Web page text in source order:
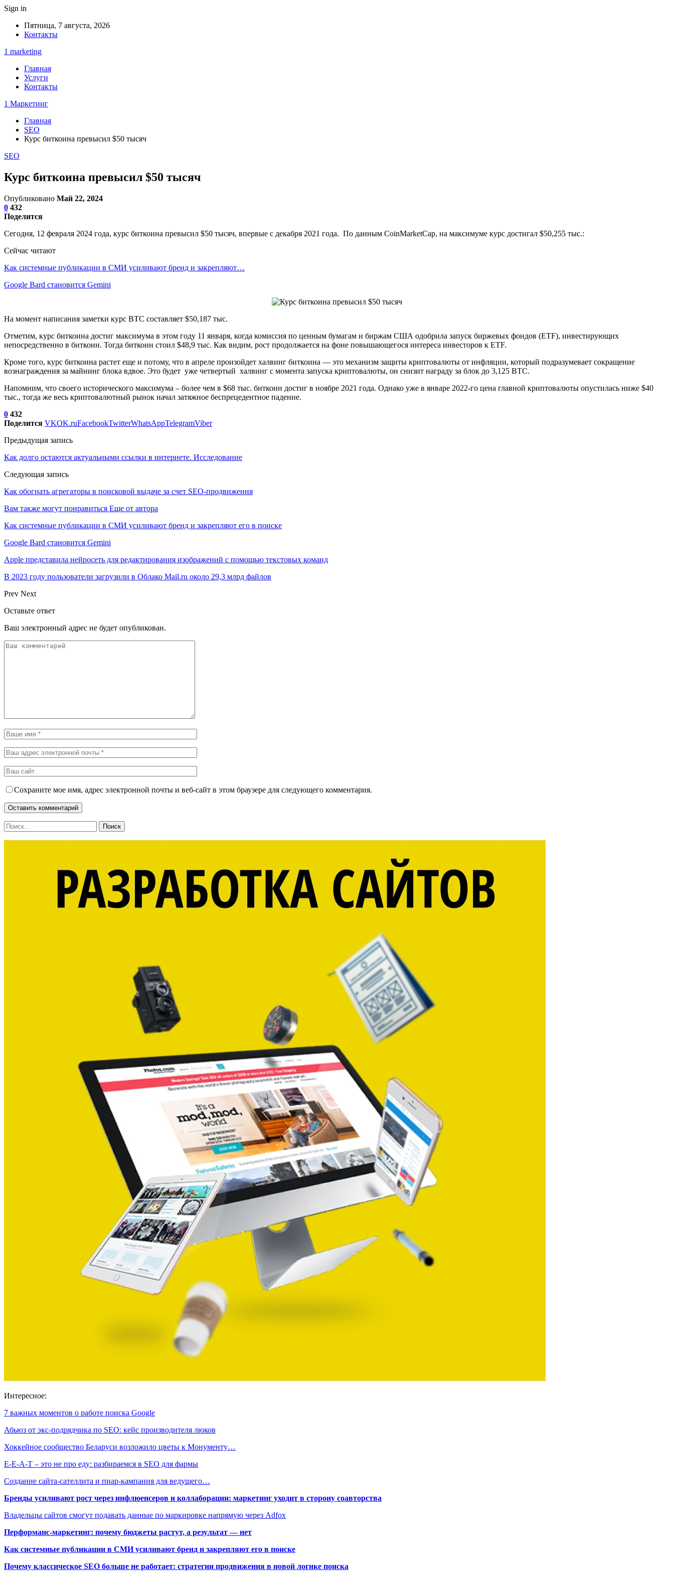
Sign in
Пятница, 7 августа, 2026
Контакты
1 marketing
Главная
Услуги
Контакты
1 Маркетинг
Главная
SEO
Курс биткоина превысил $50 тысяч
SEO
Курс биткоина превысил $50 тысяч
Опубликовано Май 22, 2024
0 432
Поделится
Сегодня, 12 февраля 2024 года, курс биткоина превысил $50 тысяч, впервые с декабря 2021 года. По данным CoinMarketCap, на максимуме курс достигал $50,255 тыс.:
Сейчас читают
Как системные публикации в СМИ усиливают бренд и закрепляют…
Google Bard становится Gemini
На момент написания заметки курс BTC составляет $50,187 тыс.
Отметим, курс биткоина достиг максимума в этом году 11 января, когда комиссия по ценным бумагам и биржам США одобрила запуск биржевых фондов (ETF), инвестирующих
непосредственно в биткоин. Тогда биткоин стоил $48,9 тыс. Как видим, рост продолжается на фоне повышающегося интереса инвесторов к ETF.
Кроме того, курс биткоина растет еще и потому, что в апреле произойдет халвинг биткоина — это механизм защиты криптовалюты от инфляции, который подразумевает сокращение
вознаграждения за майнинг блока вдвое. Это будет уже четвертый халвинг с момента запуска криптовалюты, он снизит награду за блок до 3,125 BTC.
Напомним, что своего исторического максимума – более чем в $68 тыс. биткоин достиг в ноябре 2021 года. Однако уже в январе 2022-го цена главной криптовалюты опустилась ниже $40
тыс., тогда же весь криптовалютный рынок начал затяжное беспрецедентное падение.
0 432
Поделится VKOK.ruFacebookTwitterWhatsAppTelegramViber
Предыдущая запись
Как долго остаются актуальными ссылки в интернете. Исследование
Следующая запись
Как обогнать агрегаторы в поисковой выдаче за счет SEO-продвижения
Вам также могут понравиться Еще от автора
Как системные публикации в СМИ усиливают бренд и закрепляют его в поиске
Google Bard становится Gemini
Apple представила нейросеть для редактирования изображений с помощью текстовых команд
В 2023 году пользователи загрузили в Облако Mail.ru около 29,3 млрд файлов
Prev Next
Оставьте ответ
Ваш электронный адрес не будет опубликован.
Сохраните мое имя, адрес электронной почты и веб-сайт в этом браузере для следующего комментария.
Интересное:
7 важных моментов о работе поиска Google
Абьюз от экс-подрядчика по SEO: кейс производителя люков
Хоккейное сообщество Беларуси возложило цветы к Монументу…
E-E-A-T – это не про еду: разбираемся в SEO для фармы
Создание сайта-сателлита и пиар-кампания для ведущего…
Бренды усиливают рост через инфлюенсеров и коллаборации: маркетинг уходит в сторону соавторства
Владельцы сайтов смогут подавать данные по маркировке напрямую через Adfox
Перформанс-маркетинг: почему бюджеты растут, а результат — нет
Как системные публикации в СМИ усиливают бренд и закрепляют его в поиске
Почему классическое SEO больше не работает: стратегии продвижения в новой логике поиска